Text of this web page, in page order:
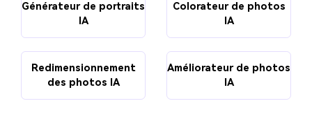
Générateur de portraits
IA
Colorateur de photos
IA
Redimensionnement
des photos IA
Améliorateur de photos
IA